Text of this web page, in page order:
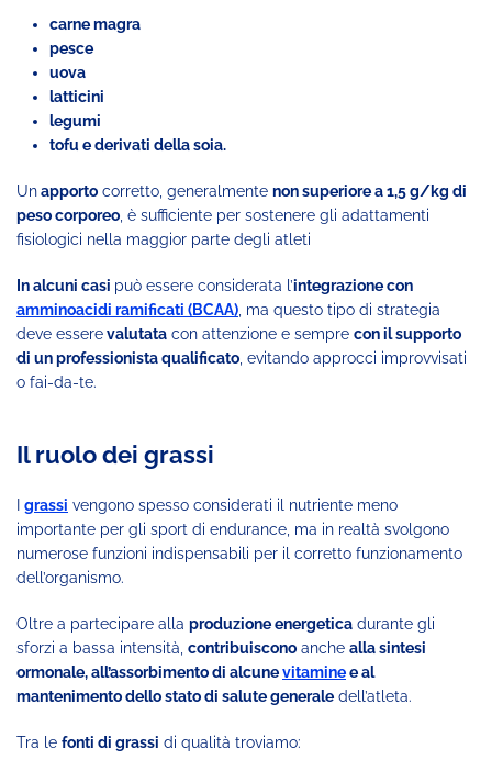
carne magra
pesce
uova
latticini
legumi
tofu e derivati della soia.
Unapporto corretto, generalmente non superiore a 1,5 g/kg di
peso corporeo , è sufficiente per sostenere gli adattamenti
fisiologici nella maggior parte degli atleti
In alcuni casi può essere considerata l’integrazione con
amminoacidi ramificati (BCAA) , ma questo tipo di strategia
deve esserevalutata con attenzione e sempre con il supporto
di un professionista qualificato , evitando approcci improvvisati
o fai-da-te.
Il ruolo dei grassi
grassi vengono spesso considerati il nutriente meno
importante per gli sport di endurance, ma in realtà svolgono
numerose funzioni indispensabili per il corretto funzionamento
dell’organismo.
Oltre a partecipare alla produzione energetica durante gli
sforzi a bassa intensità, contribuiscono anche alla sintesi
ormonale, all’assorbimento di alcunevitaminee al
mantenimento dello stato di salute generale dell’atleta.
Tra le fonti di grassi di qualità troviamo: